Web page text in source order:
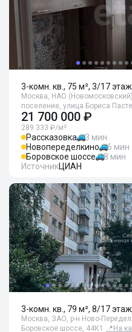
3-комн. кв., 75 м², 3/17 этаж
Москва, НАО
поселение, улица Бориса
21 700 000 ₽
289 333 ₽/м²
Рассказовка
3 мин
Новопеределкино
6 мин
Боровское шоссе
8 мин
ИсточникЦИАН
3-комн. кв., 79 м², 8/17 этаж
Москва, ЗАО, р-н Ново-
Боровское шоссе, 44К1
📍 На